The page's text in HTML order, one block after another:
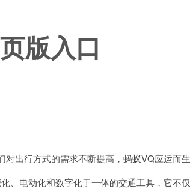
版入口
出行方式的需求不断提高，蚂蚁VQ应运而生
电动化和数字化于一体的交通工具，它不